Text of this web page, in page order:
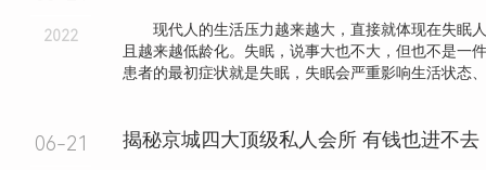
2022
现代人的生活压力越来越大，直接就体现在失眠
且越来越低龄化。失眠，说事大也不大，但也不是一
患者的最初症状就是失眠，失眠会严重影响生活状态
06-21 揭秘京城四大顶级私人会所 有钱也进不去